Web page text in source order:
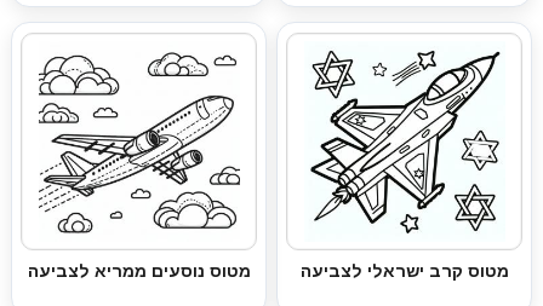
מטוס קרב ישראלי לצביעה מטוס נוסעים ממריא לצביעה